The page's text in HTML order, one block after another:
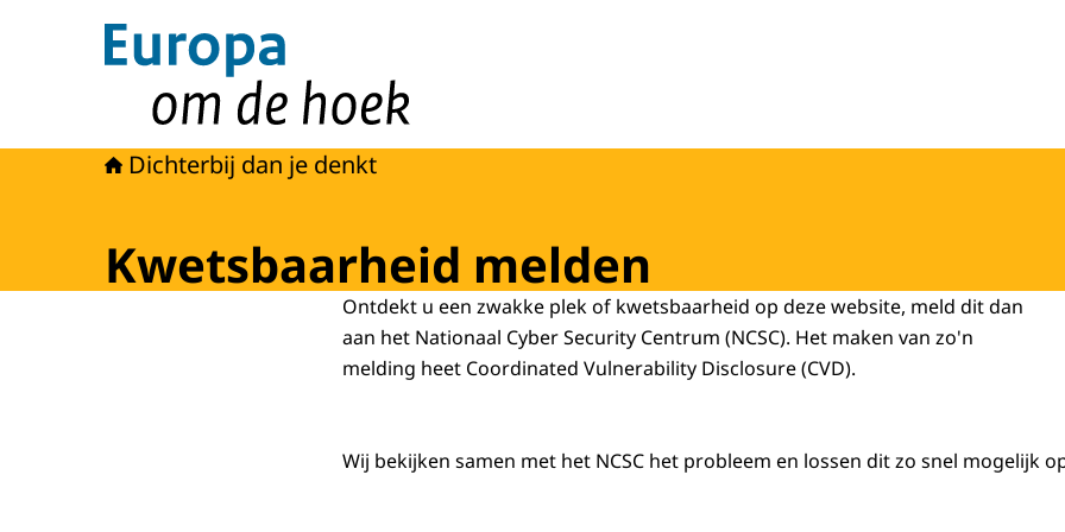
Dichterbij dan je denkt
Kwetsbaarheid melden
Ontdekt u een zwakke plek of kwetsbaarheid op deze website, meld dit dan
aan het Nationaal Cyber Security Centrum (NCSC). Het maken van zo'n
melding heet Coordinated Vulnerability Disclosure(CVD).
Wij bekijken samen met het NCSC het probleem en lossen dit zo snel mogelijk